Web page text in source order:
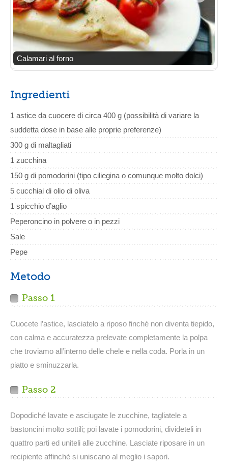
Calamari al forno
Ingredienti
1 astice da cuocere di circa 400 g (possibilità di variare la
suddetta dose in base alle proprie preferenze)
300 g di maltagliati
1 zucchina
150 g di pomodorini (tipo ciliegina o comunque molto dolci)
5 cucchiai di olio di oliva
1 spicchio d’aglio
Peperoncino in polvere o in pezzi
Sale
Pepe
Metodo
Passo 1
Cuocete l’astice, lasciatelo a riposo finché non diventa tiepido,
con calma e accuratezza prelevate completamente la polpa
che troviamo all’interno delle chele e nella coda. Porla in un
piatto e sminuzzarla.
Passo 2
Dopodiché lavate e asciugate le zucchine, tagliatele a
bastoncini molto sottili; poi lavate i pomodorini, divideteli in
quattro parti ed uniteli alle zucchine. Lasciate riposare in un
recipiente affinché si uniscano al meglio i sapori.